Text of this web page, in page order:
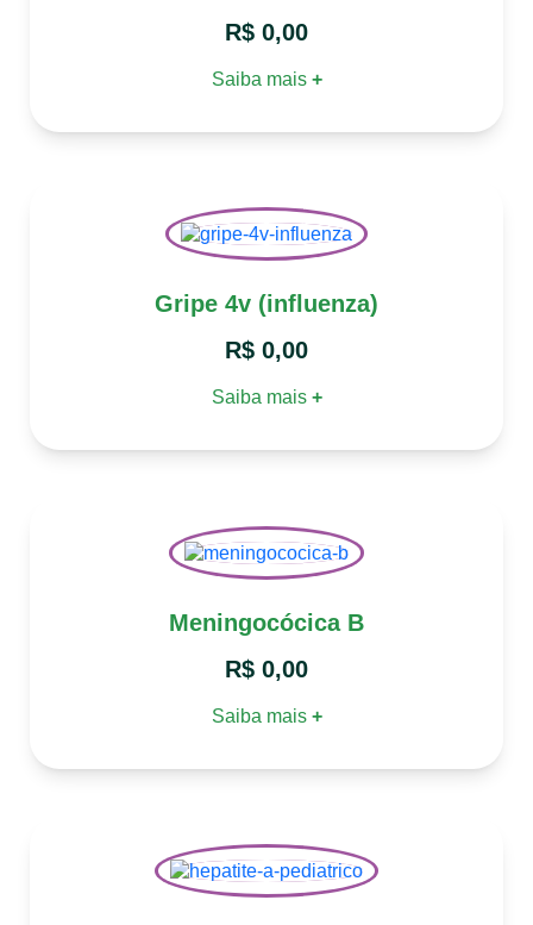
R$ 0,00
Saiba mais +
Gripe 4v (influenza)
R$ 0,00
Saiba mais +
Meningocócica B
R$ 0,00
Saiba mais +